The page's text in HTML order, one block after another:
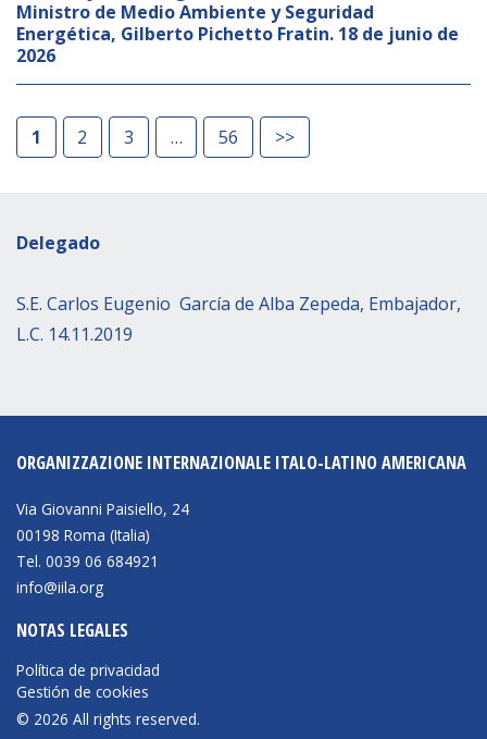
Ministro de Medio Ambiente y Seguridad
Energética, Gilberto Pichetto Fratin. 18 de junio de
2026
1 2 3 56 >>
Delegado
S.E. Carlos Eugenio García de Alba Zepeda, Embajador,
L.C. 14.11.2019
ORGANIZZAZIONE INTERNAZIONALE ITALO-LATINO AMERICANA
Via Giovanni Paisiello, 24
00198 Roma (Italia)
Tel. 0039 06 684921
info@iila.org
NOTAS LEGALES
Política de privacidad
Gestión de cookies
© 2026 All rights reserved.